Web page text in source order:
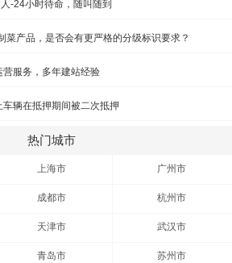
-24小时待命，随叫随到
菜产品，是否会有更严格的分级标识要求？
服务，多年建站经验
辆在抵押期间被二次抵押
热门城市
上海市 广州市
成都市 杭州市
天津市 武汉市
青岛市 苏州市